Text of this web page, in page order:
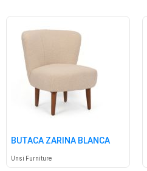
BUTACA ZARINA BLANCA
Unsi Furniture